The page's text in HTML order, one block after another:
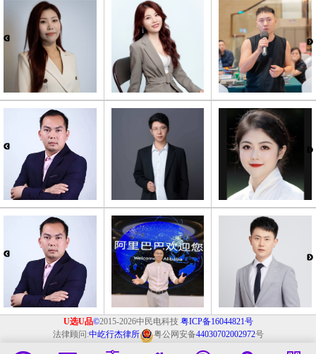
U选U品©2015-2026中民电科技 粤ICP备16044821号
法律顾问:中屹行杰律所 粤公网安备44030702002972号